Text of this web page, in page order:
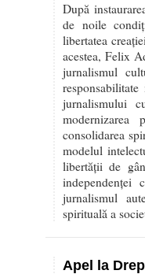
După
de noile
libertatea
acestea, Felix
jurnalismul
jurnalismului
consolidarea
modelul
libertății de
jurnalismul
spirituală a
Apel la